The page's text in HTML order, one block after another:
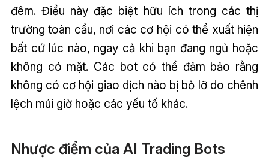
đêm. Điều này đặc biệt hữu ích trong các thị
trường toàn cầu, nơi các cơ hội có thể xuất hiện
bất cứ lúc nào, ngay cả khi bạn đang ngủ hoặc
không có mặt. Các bot có thể đảm bảo rằng
không có cơ hội giao dịch nào bị bỏ lỡ do chênh
lệch múi giờ hoặc các yếu tố khác.
Nhược điểm của AI Trading Bots